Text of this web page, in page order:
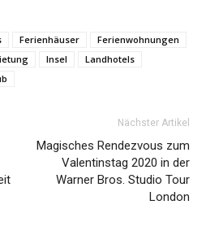
Ferienhäuser
Ferienwohnungen
Insel
Landhotels
Nächster Artikel
Magisches Rendezvous zum
Valentinstag 2020 in der
Warner Bros. Studio Tour
London